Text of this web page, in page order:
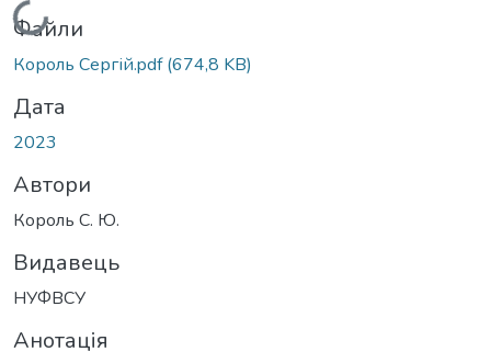
Вантажиться...
Файли
Король Сергій.pdf(674,8 KB)
Дата
2023
Автори
Король С. Ю.
Видавець
НУФВСУ
Анотація